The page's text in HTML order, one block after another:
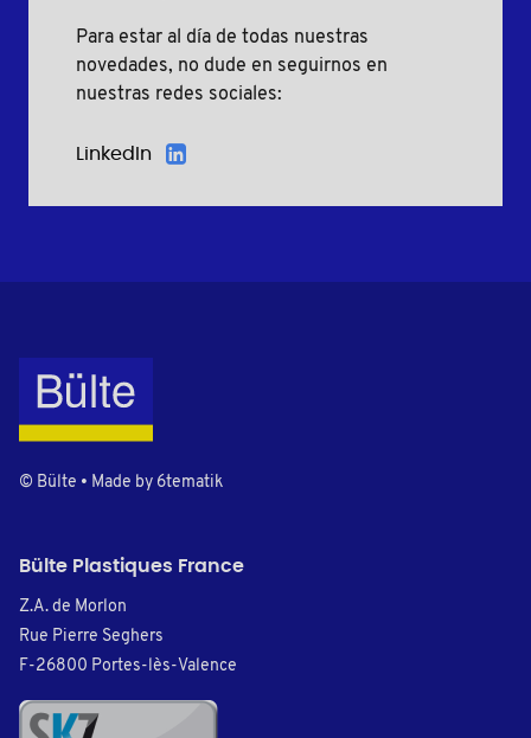
Para estar al día de todas nuestras
novedades, no dude en seguirnos en
nuestras redes sociales:
LinkedIn
© Bülte • Made by 6tematik
Bülte Plastiques France
Z.A. de Morlon
Rue Pierre Seghers
F-26800 Portes-lès-Valence